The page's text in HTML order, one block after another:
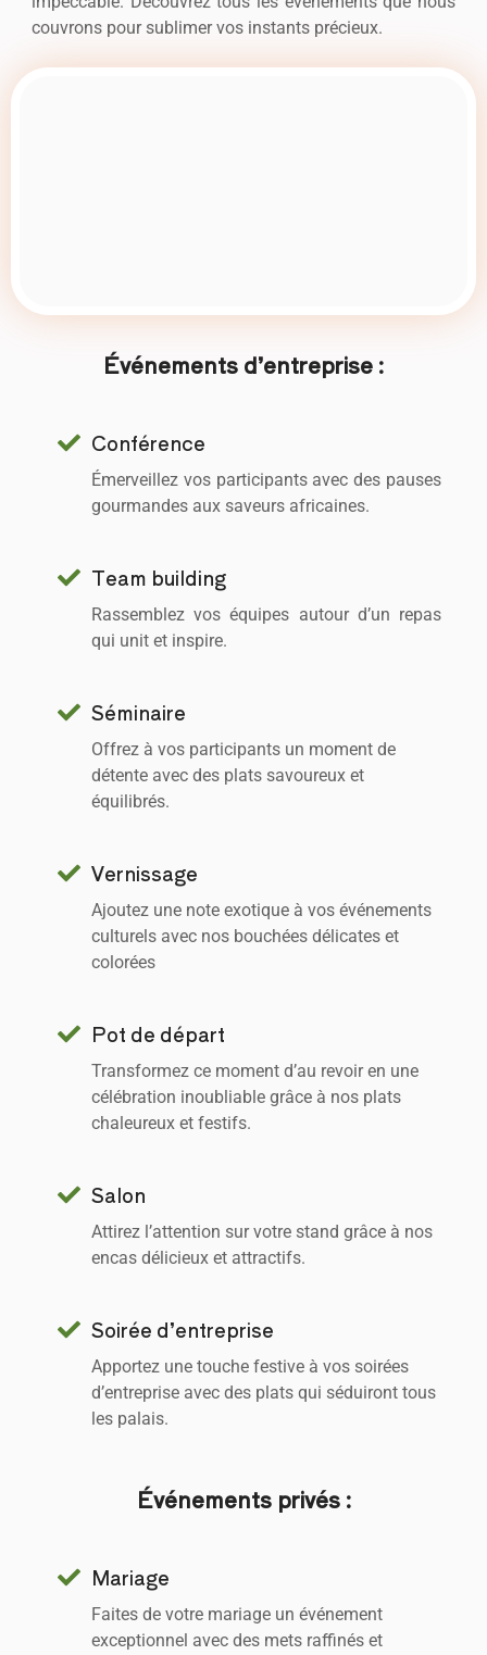
couvrons pour sublimer vos instants précieux.
Événements d’entreprise :
Conférence
Émerveillez vos participants avec des pauses
gourmandes aux saveurs africaines.
Team building
Rassemblez vos équipes autour d’un repas
qui unit et inspire.
Séminaire
Offrez à vos participants un moment de
détente avec des plats savoureux et
équilibrés.
Vernissage
Ajoutez une note exotique à vos événements
culturels avec nos bouchées délicates et
colorées
Pot de départ
Transformez ce moment d’au revoir en une
célébration inoubliable grâce à nos plats
chaleureux et festifs.
Salon
Attirez l’attention sur votre stand grâce à nos
encas délicieux et attractifs.
Soirée d’entreprise
Apportez une touche festive à vos soirées
d’entreprise avec des plats qui séduiront tous
les palais.
Événements privés :
Mariage
Faites de votre mariage un événement
exceptionnel avec des mets raffinés et